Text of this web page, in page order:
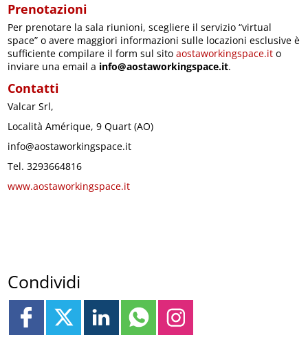
Prenotazioni
Per prenotare la sala riunioni, scegliere il servizio “virtual
space” o avere maggiori informazioni sulle locazioni esclusive è
sufficiente compilare il form sul sito aostaworkingspace.it o
inviare una email a info@aostaworkingspace.it.
Contatti
Valcar Srl,
Località Amérique, 9 Quart (AO)
info@aostaworkingspace.it
Tel. 3293664816
www.aostaworkingspace.it
Condividi